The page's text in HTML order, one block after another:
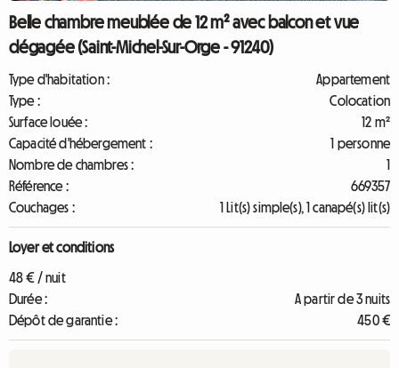
Belle chambre meublée de 12 m² avec balcon et vue
dégagée (Saint-Michel-Sur-Orge - 91240)
Type d'habitation :
Appartement
Type :
Colocation
Surface louée :
12 m²
Capacité d'hébergement :
1 personne
Nombre de chambres :
1
Référence :
669357
Couchages :
1 Lit(s) simple(s), 1 canapé(s) lit(s)
Loyer et conditions
48 € / nuit
Durée :
A partir de 3 nuits
Dépôt de garantie :
450 €